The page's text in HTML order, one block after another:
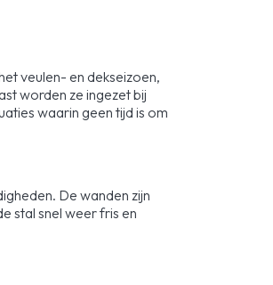
veulen- en dekseizoen,
worden ze ingezet bij
waarin geen tijd is om
De wanden zijn
stal snel weer fris en